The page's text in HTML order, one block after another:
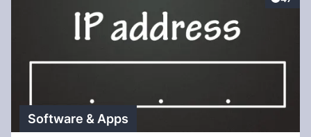
Software & Apps